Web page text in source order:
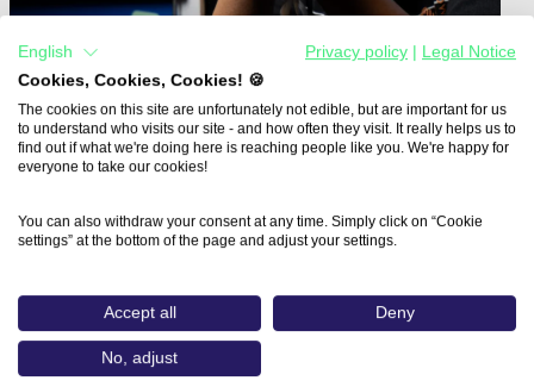
Social Media Manager (DC…
Social Media Manager
English Privacy policy
Legal Notice
Cookies, Cookies, Cookies! 🍪
The cookies on this site are unfortunately not edible, but are important for us
to understand who visits our site - and how often they visit. It really helps us to
find out if what we're doing here is reaching people like you. We're happy for
everyone to take our cookies!
You can also withdraw your consent at any time. Simply click on “Cookie
settings” at the bottom of the page and adjust your settings.
Accept all Deny
No, adjust